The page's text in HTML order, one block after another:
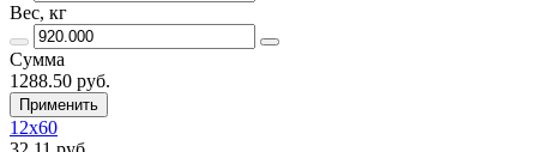
Вес, кг
Сумма
1288.50 руб.
Применить
12х60